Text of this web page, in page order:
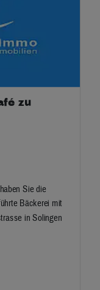
zu
Sie die
Bäckerei mit
in Solingen